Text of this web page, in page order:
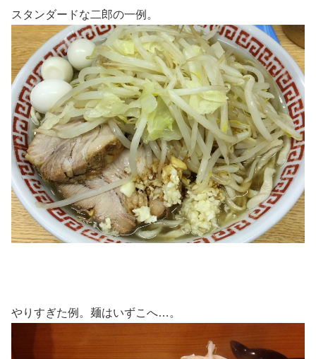
スタンダードな二郎の一例。
やりすぎた例。麺はいずこへ…。